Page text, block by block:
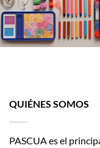
QUIÉNES SOMOS
PASCUA es el